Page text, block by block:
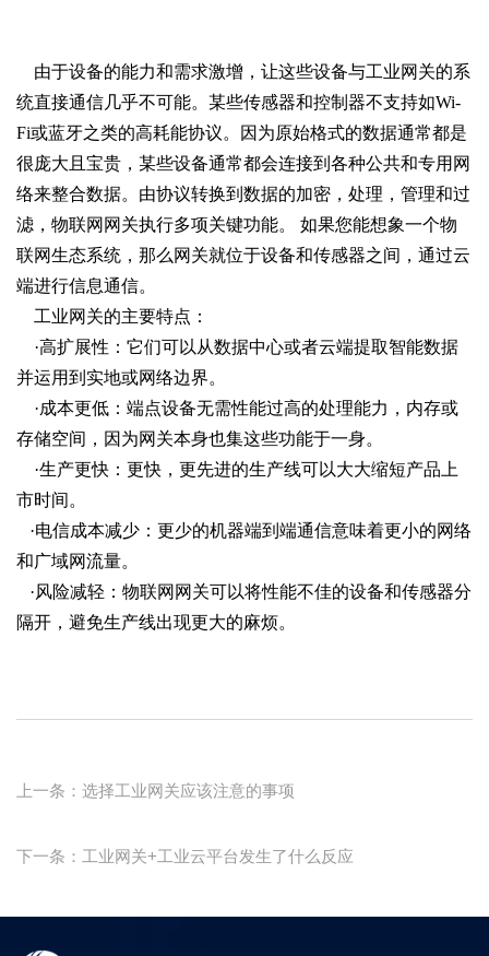
由于设备的能力和需求激增，让这些设备与工业网关的系
统直接通信几乎不可能。某些传感器和控制器不支持如Wi-
Fi或蓝牙之类的高耗能协议。因为原始格式的数据通常都是
很庞大且宝贵，某些设备通常都会连接到各种公共和专用网
络来整合数据。由协议转换到数据的加密，处理，管理和过
滤，物联网网关执行多项关键功能。 如果您能想象一个物
联网生态系统，那么网关就位于设备和传感器之间，通过云
端进行信息通信。
工业网关的主要特点：
·高扩展性：它们可以从数据中心或者云端提取智能数据
并运用到实地或网络边界。
·成本更低：端点设备无需性能过高的处理能力，内存或
存储空间，因为网关本身也集这些功能于一身。
·生产更快：更快，更先进的生产线可以大大缩短产品上
市时间。
·电信成本减少：更少的机器端到端通信意味着更小的网络
和广域网流量。
·风险减轻：物联网网关可以将性能不佳的设备和传感器分
隔开，避免生产线出现更大的麻烦。
上一条：选择工业网关应该注意的事项
下一条：工业网关+工业云平台发生了什么反应